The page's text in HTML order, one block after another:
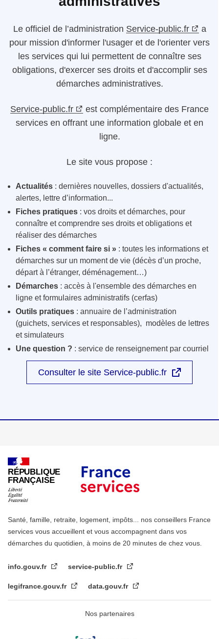
Le officiel de l’administration Service-public.fr
a
pour mission d'informer l'usager et de l'orienter vers
les services qui lui permettent de connaître ses
obligations, d'exercer ses droits et d'accomplir ses
démarches administratives.
Service-public.fr
est complémentaire des France
services en offrant une information globale et en
ligne.
Le site vous propose :
Actualités : dernières nouvelles, dossiers d'actualités,
alertes, lettre d’information...
Fiches pratiques : vos droits et démarches, pour
connaître et comprendre ses droits et obligations et
réaliser des démarches
Fiches « comment faire si » : toutes les informations et
démarches sur un moment de vie (décès d’un proche,
départ à l’étranger, déménagement…)
Démarches : accès à l'ensemble des démarches en
ligne et formulaires administratifs (cerfas)
Outils pratiques : annuaire de l’administration
(guichets, services et responsables), modèles de lettres
et simulateurs
Une question ? : service de renseignement par courriel
Consulter le site Service-public.fr
RÉPUBLIQUE
FRANÇAISE
Santé, famille, retraite, logement, impôts... nos conseillers France
services vous accueillent et vous accompagnent dans vos
démarches du quotidien, à moins de 20 minutes de chez vous.
info.gouv.fr service-public.fr
legifrance.gouv.fr data.gouv.fr
Nos partenaires